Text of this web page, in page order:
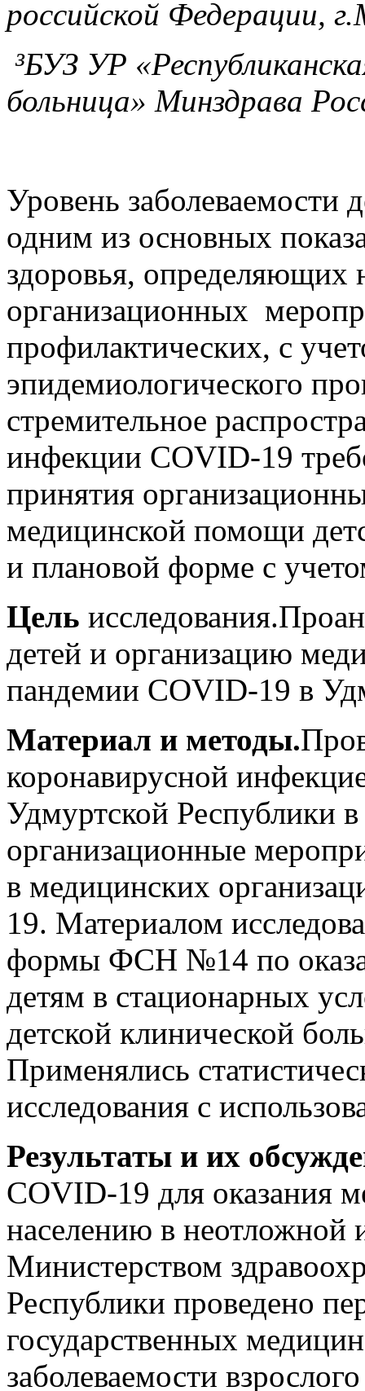
российской Федерации,
³БУЗ УР
больница» Минздрава
Уровень заболеваемости
одним из основных
здоровья, определяющих
организационных
профилактических, с
эпидемиологического
стремительное
инфекции COVID-19
принятия
медицинской помощи
и плановой форме с
Цель
детей и организацию
пандемии COVID-19 в
Материал и методы.
коронавирусной
Удмуртской Республики
организационные
в медицинских
19. Материалом
формы ФСН №14 по
детям в стационарных
детской клинической
Применялись
исследования с
Результаты и их
COVID-19 для оказания
населению в неотложной
Министерством
Республики проведено
государственных
заболеваемости